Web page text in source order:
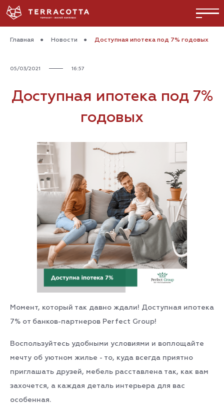
Главная ● Новости ● Доступная ипотека под 7% годовых
05/03/2021 16:57
Доступная ипотека под 7%
годовых
Момент, который так давно ждали! Доступная ипотека
7% от банков-партнеров Perfect Group!
Воспользуйтесь удобными условиями и воплощайте
мечту об уютном жилье - то, куда всегда приятно
приглашать друзей, мебель расставлена так, как вам
захочется, а каждая деталь интерьера для вас
особенная.